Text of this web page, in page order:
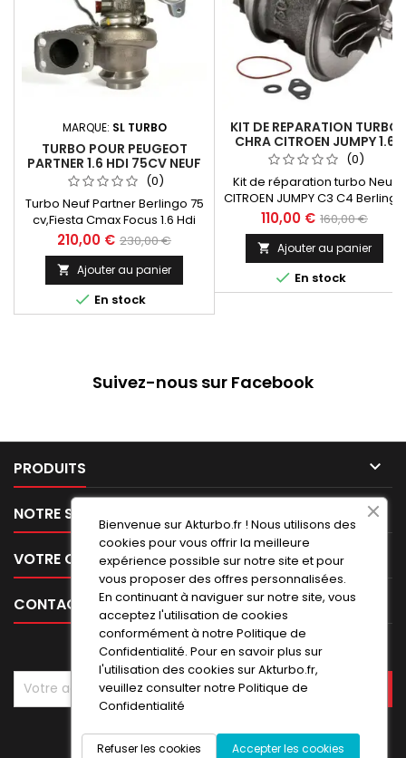
MARQUE: SL TURBO
TURBO POUR PEUGEOT
PARTNER 1.6 HDI 75CV NEUF
49173-07508
(0)
Turbo Neuf Partner Berlingo 75
cv,Fiesta Cmax Focus 1.6 Hdi
90-92 cv 49173-07
✅ Qualité Premium 🏆
✅ Kit de joints Offert
✅ Sans consigne
✅ GARANTIE 2 ANS
✅ Paiement 100 % Sécurisé
Prix
210,00 € Prix
de
base
230,00 €
 Ajouter au panier
 En stock
KIT DE REPARATION TURBO
CHRA CITROEN JUMPY 1.6
HDI 90CV NEUF 49173-
07508
(0)
Kit de réparation turbo Neuf
CITROEN JUMPY C3 C4 Berlingo
Fiesta Cmax Focus 1.6 Hdi 90-92
cv 49173-07 Kit Chra de
Qualité Premium ! GARANTIE 2
ANS Paiement 100 % Sécurisé
En Stock expédié sous 24 H
Prix
110,00 € Prix
de
base
160,00 €
 Ajouter au panier
 En stock
Suivez-nous sur Facebook
PRODUITS 
NOTRE SOCIÉTÉ 
VOTRE COMPTE
CONTACT
LETTRE D'INFORMATIONS
Bienvenue sur Akturbo.fr ! Nous utilisons des
cookies pour vous offrir la meilleure
expérience possible sur notre site et pour
vous proposer des offres personnalisées.
En continuant à naviguer sur notre site, vous
acceptez l'utilisation de cookies
conformément à notre Politique de
Confidentialité. Pour en savoir plus sur
l'utilisation des cookies sur Akturbo.fr,
veuillez consulter notre Politique de
Confidentialité
Accepter les cookies
Refuser les cookies